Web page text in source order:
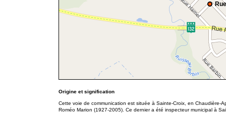
Origine et signification
Cette voie de communication est située à Sainte-Croix, en Chaudière-
Roméo Marion (1927-2005). Ce dernier a été inspecteur municipal à